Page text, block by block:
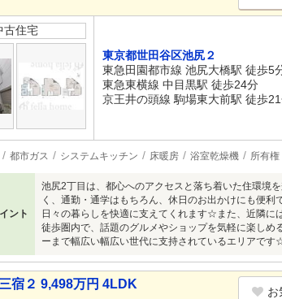
古住宅
東京都世田谷区池尻２
東急田園都市線 池尻大橋駅 徒歩5
東急東横線 中目黒駅 徒歩24分
京王井の頭線 駒場東大前駅 徒歩
都市ガス システムキッチン 床暖房 浴室乾燥機 所有権
ント
池尻2丁目は、都心へのアクセスと落ち着いた住環境
く、通勤・通学はもちろん、休日のお出かけにも便
日々の暮らしを快適に支えてくれます☆また、近隣に
徒歩圏内で、話題のグルメやショップを気軽に楽しめ
ーまで幅広い幅広い世代に支持されているエリアです
宿２ 9,498万円 4LDK
お